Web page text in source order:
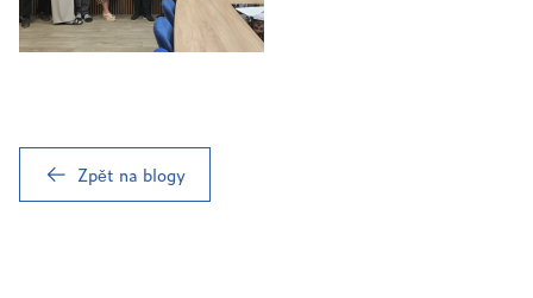
Zpět na blogy